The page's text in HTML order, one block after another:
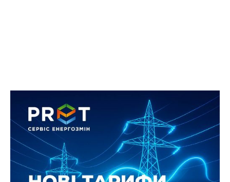
Можливе запровадження проєкту
постанови на розподіл
електроенергії з 1 вересня 2025
року: що варто знати бізнесу
25 липня 2025 було запропоновано проєкт
постанови НКРЕКП про нові тарифи на послуги
з розподілу електроенергії.